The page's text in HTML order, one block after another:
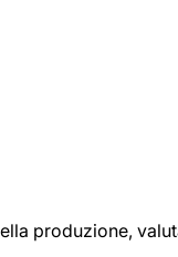
produzione,